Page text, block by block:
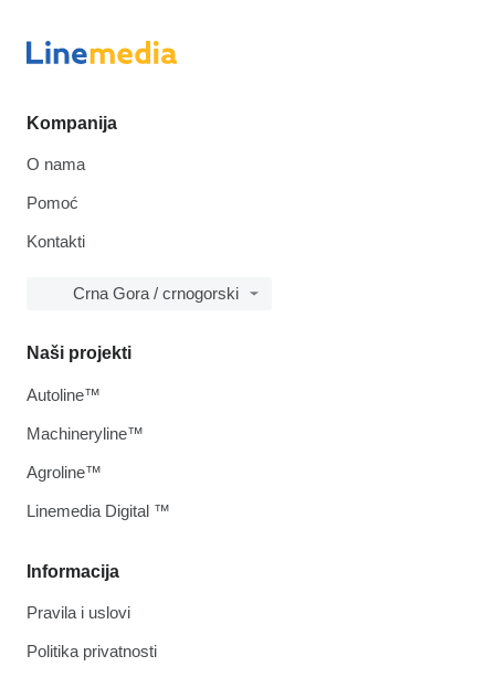
Kompanija
O nama
Pomoć
Kontakti
Crna Gora / crnogorski
Informacija
Pravila i uslovi
Politika privatnosti
Naši projekti
Autoline™
Machineryline™
Agroline™
Linemedia Digital ™